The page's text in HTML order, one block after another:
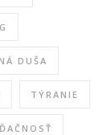
DUŠA
TÝRANIE